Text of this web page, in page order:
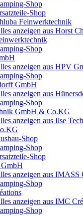
Shop
Shop
Feinwerktechnik
anzeigen aus Horst
Shop
anzeigen aus HPV
Shop
GmbH
anzeigen aus
Shop
GmbH & Co.KG
anzeigen aus Ilse
Shop
Shop
Shop
anzeigen aus IMASS
Shop
anzeigen aus IMC
Shop